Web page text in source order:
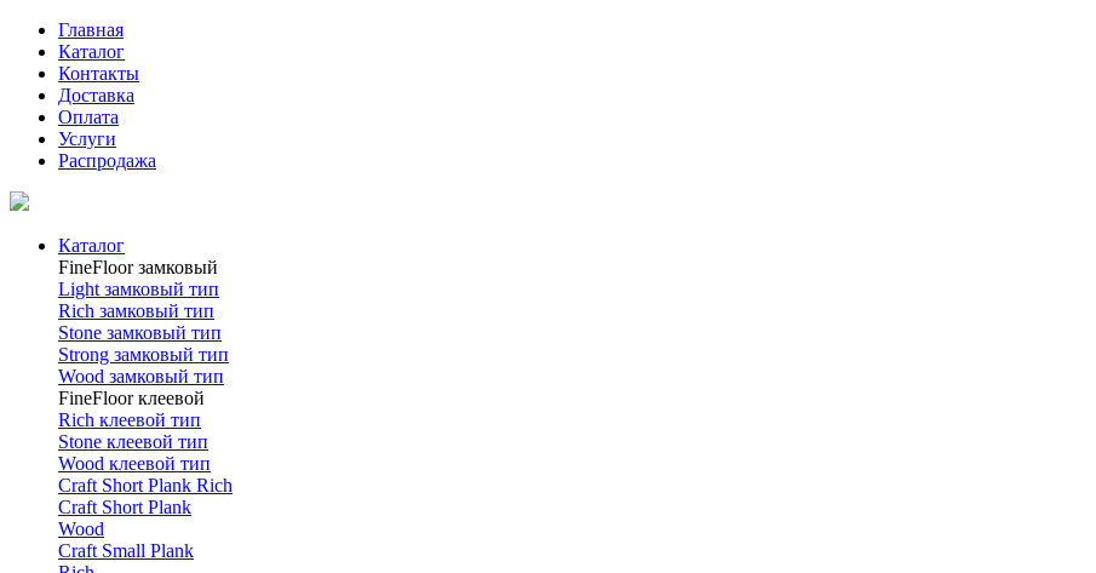
Главная
Каталог
Контакты
Доставка
Оплата
Услуги
Распродажа
Каталог
FineFloor замковый
Light замковый тип
Rich замковый тип
Stone замковый тип
Strong замковый тип
Wood замковый тип
FineFloor клеевой
Rich клеевой тип
Stone клеевой тип
Wood клеевой тип
Craft Short Plank Rich
Craft Short Plank
Wood
Craft Small Plank